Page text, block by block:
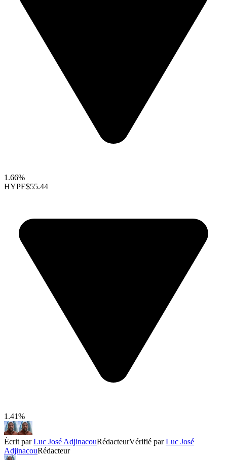
1.66%
HYPE$55.44
1.41%
Écrit parLuc José AdjinacouRédacteurVérifié parLuc José
AdjinacouRédacteur